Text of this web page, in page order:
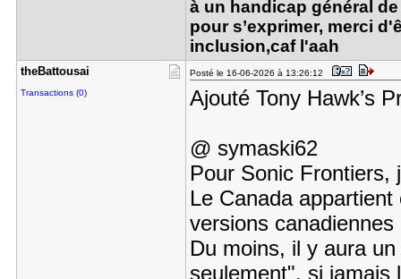
à un handicap général
pour s’exprimer, merci
inclusion,caf l'aah
theBattous​ai
Transactions (0)
Posté le 16-06-2026 à 13:26:12
Ajouté Tony Hawk’s
@ symaski62
Pour Sonic Frontiers,
Le Canada
versions
Du moins, il y aura
seulement", si jamais